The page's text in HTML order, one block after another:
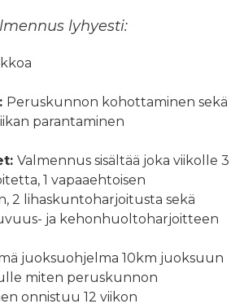
lyhyesti:
Peruskunnon kohottaminen sekä
parantaminen
Valmennus sisältää joka viikolle 3
1 vapaaehtoisen
2 lihaskuntoharjoitusta sekä
ja kehonhuoltoharjoitteen
juoksuohjelma 10km juoksuun
miten peruskunnon
onnistuu 12 viikon